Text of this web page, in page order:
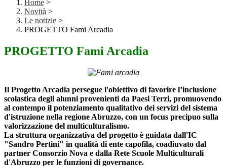
Home >
Novità >
Le notizie >
PROGETTO Fami Arcadia
PROGETTO Fami Arcadia
Il Progetto Arcadia persegue l'obiettivo di favorire l’inclusione
scolastica degli alunni provenienti da Paesi Terzi, promuovendo
al contempo il potenziamento qualitativo dei servizi del sistema
d'istruzione nella regione Abruzzo, con un focus precipuo sulla
valorizzazione del multiculturalismo.
La struttura organizzativa del progetto è guidata dall'IC
"Sandro Pertini" in qualità di ente capofila, coadiuvato dal
partner Consorzio Nova e dalla Rete Scuole Multiculturali
d'Abruzzo per le funzioni di governance.